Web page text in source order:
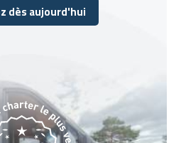
dès aujourd'hui
dès aujourd'hui